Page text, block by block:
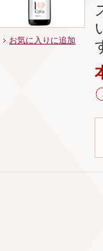
お気に入りに追加